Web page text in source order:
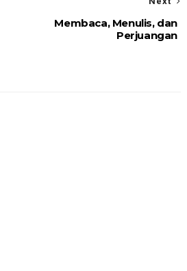
Membaca, Menulis, dan
Perjuangan